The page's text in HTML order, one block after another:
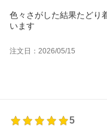
色々さがした結果たどり
います
注文日：2026/05/15
5